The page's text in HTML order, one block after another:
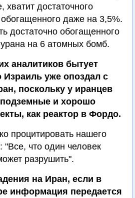
хватит достаточного
даже на 3,5%.
достаточно обогащенного
на 6 атомных бомб.
аналитиков бытует
Израиль уже опоздал с
поскольку у иранцев
и хорошо
как реактор в Фордо.
процитировать нашего
"Все, что один человек
разрушить".
на Иран, если в
информация передается